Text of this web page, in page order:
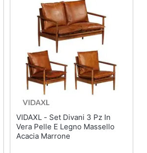
VIDAXL - Set Divani 3 Pz In
Vera Pelle E Legno Massello
Acacia Marrone